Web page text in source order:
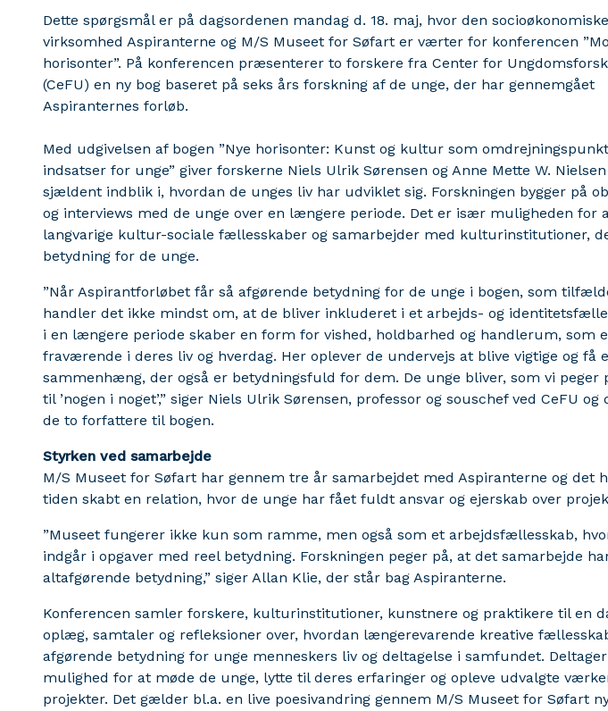
Dette spørgsmål er på dagsordenen mandag d. 18. maj, hvor den socioøkonomiske
virksomhed Aspiranterne og M/S Museet for Søfart er værter for konferencen
horisonter”. På konferencen præsenterer to forskere fra Center for
(CeFU) en ny bog baseret på seks års forskning af de unge, der har gennemgået
Aspiranternes forløb.
Med udgivelsen af bogen ”Nye horisonter: Kunst og kultur som
indsatser for unge” giver forskerne Niels Ulrik Sørensen og Anne Mette W.
sjældent indblik i, hvordan de unges liv har udviklet sig. Forskningen bygger på
og interviews med de unge over en længere periode. Det er især muligheden for
langvarige kultur-sociale fællesskaber og samarbejder med kulturinstitutioner,
betydning for de unge.
”Når Aspirantforløbet får så afgørende betydning for de unge i bogen, som
handler det ikke mindst om, at de bliver inkluderet i et arbejds- og
i en længere periode skaber en form for vished, holdbarhed og handlerum, som
fraværende i deres liv og hverdag. Her oplever de undervejs at blive vigtige og få
sammenhæng, der også er betydningsfuld for dem. De unge bliver, som vi peger
til ’nogen i noget’,” siger Niels Ulrik Sørensen, professor og souschef ved CeFU og
de to forfattere til bogen.
Styrken ved samarbejde
M/S Museet for Søfart har gennem tre år samarbejdet med Aspiranterne og det
tiden skabt en relation, hvor de unge har fået fuldt ansvar og ejerskab over
”Museet fungerer ikke kun som ramme, men også som et arbejdsfællesskab,
indgår i opgaver med reel betydning. Forskningen peger på, at det samarbejde
altafgørende betydning,” siger Allan Klie, der står bag Aspiranterne.
Konferencen samler forskere, kulturinstitutioner, kunstnere og praktikere til en
oplæg, samtaler og refleksioner over, hvordan længerevarende kreative
afgørende betydning for unge menneskers liv og deltagelse i samfundet.
mulighed for at møde de unge, lytte til deres erfaringer og opleve udvalgte
projekter. Det gælder bl.a. en live poesivandring gennem M/S Museet for Søfart